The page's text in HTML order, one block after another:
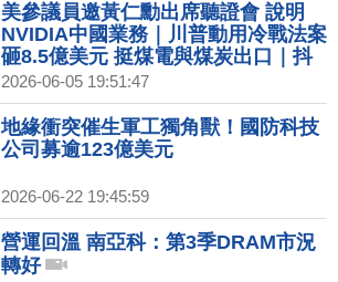
美參議員邀黃仁勳出席聽證會 說明
NVIDIA中國業務｜川普動用冷戰法案
砸8.5億美元 挺煤電與煤炭出口｜抖
音配合中共抓人 評論：微信、小紅書
都被滲透｜AI釀晶片通膨擴全球經濟
領域！記憶體狂飆 消費端難逃｜15家
日業者應援 台鐵路便當節成跨國觀光
2026-06-05 19:51:47
地緣衝突催生軍工獨角獸！國防科技
公司募逾123億美元
2026-06-22 19:45:59
營運回溫 南亞科：第3季DRAM市況
轉好